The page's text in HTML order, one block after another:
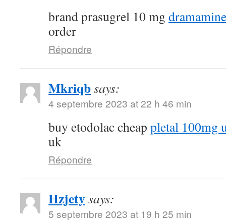
brand prasugrel 10 mg
order
Répondre
Mkriqbsays:
4 septembre 2023 at 22 h 46 min
buy etodolac cheap pletal 100mg
uk
Répondre
Hzjetysays:
5 septembre 2023 at 19 h 25 min